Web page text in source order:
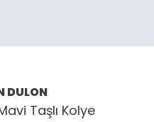
DULON
Taşlı Kolye